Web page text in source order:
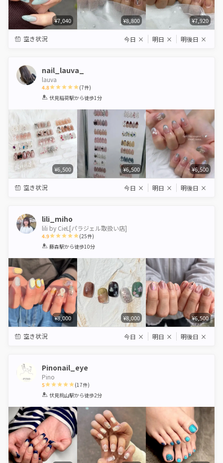
¥7,040 ¥8,800 ¥7,920
空き状況 今日 × 明日 × 明後日 ×
nail_lauva_
lauva
4.8
1 2 3 4 5
(7件)
伏見稲荷駅から徒歩1分
¥6,500 ¥6,500 ¥6,500
空き状況 今日 × 明日 × 明後日 ×
lili_miho
lili by CieL[パラジェル取扱い店]
4.9
1 2 3 4 5
(25件)
藤森駅から徒歩10分
¥8,000 ¥8,000 ¥6,500
空き状況 今日 × 明日 × 明後日 ×
Pinonail_eye
Pino
5
1 2 3 4 5
(17件)
伏見桃山駅から徒歩2分